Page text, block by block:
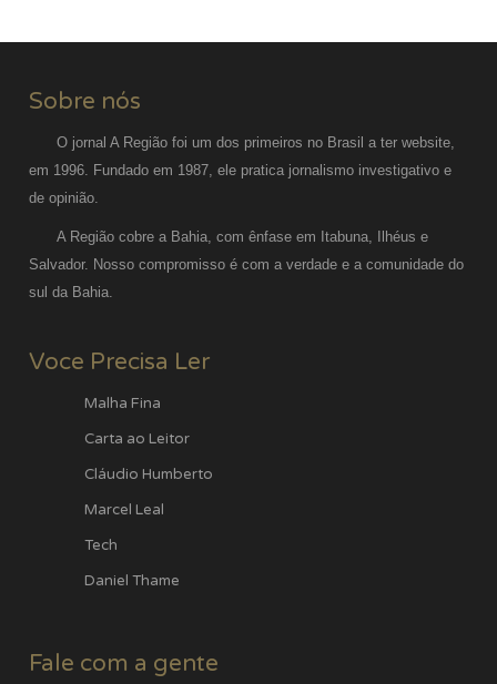
Sobre nós
O jornal A Região foi um dos primeiros no Brasil a ter website,
em 1996. Fundado em 1987, ele pratica jornalismo investigativo e
de opinião.
A Região cobre a Bahia, com ênfase em Itabuna, Ilhéus e
Salvador. Nosso compromisso é com a verdade e a comunidade do
sul da Bahia.
Voce Precisa Ler
Malha Fina
Carta ao Leitor
Cláudio Humberto
Marcel Leal
Tech
Daniel Thame
Fale com a gente